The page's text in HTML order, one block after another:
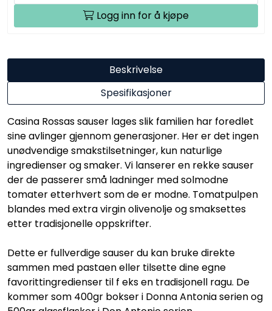
Logg inn for å kjøpe
Beskrivelse
Spesifikasjoner
Casina Rossas sauser lages slik familien har foredlet
sine avlinger gjennom generasjoner. Her er det ingen
unødvendige smakstilsetninger, kun naturlige
ingredienser og smaker. Vi lanserer en rekke sauser
der de passerer små ladninger med solmodne
tomater etterhvert som de er modne. Tomatpulpen
blandes med extra virgin olivenolje og smaksettes
etter tradisjonelle oppskrifter.
Dette er fullverdige sauser du kan bruke direkte
sammen med pastaen eller tilsette dine egne
favorittingredienser til f eks en tradisjonell ragu. De
kommer som 400gr bokser i Donna Antonia serien og